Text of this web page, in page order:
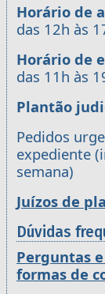
Horário de
das 12h às
Horário de
das 11h às
Plantão
Pedidos
expediente
semana)
Juízos de
Dúvidas
Perguntas
formas de